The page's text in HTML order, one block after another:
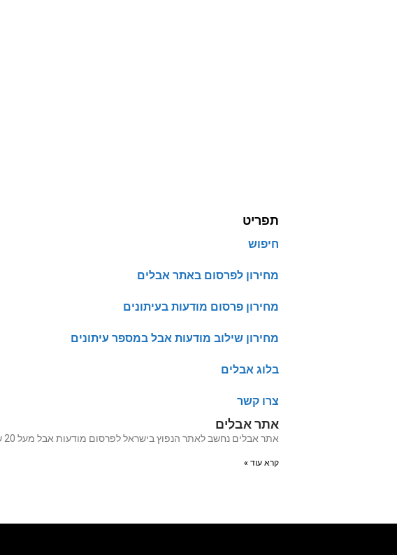
תפריט
חיפוש
מחירון לפרסום באתר אבלים
מחירון פרסום מודעות בעיתונים
מחירון שילוב מודעות אבל במספר עיתונים
בלוג אבלים
צרו קשר
אתר אבלים
אתר אבלים נחשב לאתר הנפוץ בישראל לפרסום מודעות אבל מעל 20 שנה האתר עבר לאחרונה שדרוג מערכות על מנת שכל
קרא עוד »